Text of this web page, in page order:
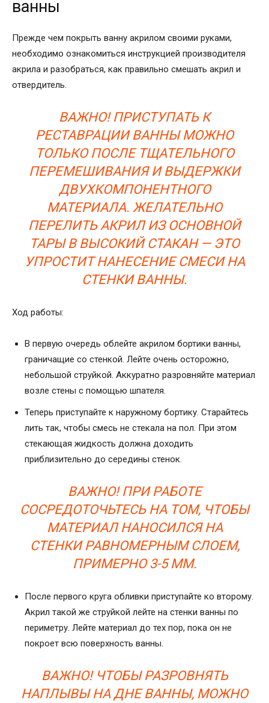
ванны
Прежде чем покрыть ванну акрилом своими руками,
необходимо ознакомиться инструкцией производителя
акрила и разобраться, как правильно смешать акрил и
отвердитель.
ВАЖНО! ПРИСТУПАТЬ К
РЕСТАВРАЦИИ ВАННЫ МОЖНО
ТОЛЬКО ПОСЛЕ ТЩАТЕЛЬНОГО
ПЕРЕМЕШИВАНИЯ И ВЫДЕРЖКИ
ДВУХКОМПОНЕНТНОГО
МАТЕРИАЛА. ЖЕЛАТЕЛЬНО
ПЕРЕЛИТЬ АКРИЛ ИЗ ОСНОВНОЙ
ТАРЫ В ВЫСОКИЙ СТАКАН — ЭТО
УПРОСТИТ НАНЕСЕНИЕ СМЕСИ НА
СТЕНКИ ВАННЫ.
Ход работы:
В первую очередь облейте акрилом бортики ванны,
граничащие со стенкой. Лейте очень осторожно,
небольшой струйкой. Аккуратно разровняйте материал
возле стены с помощью шпателя.
Теперь приступайте к наружному бортику. Старайтесь
лить так, чтобы смесь не стекала на пол. При этом
стекающая жидкость должна доходить
приблизительно до середины стенок.
ВАЖНО! ПРИ РАБОТЕ
СОСРЕДОТОЧЬТЕСЬ НА ТОМ, ЧТОБЫ
МАТЕРИАЛ НАНОСИЛСЯ НА
СТЕНКИ РАВНОМЕРНЫМ СЛОЕМ,
ПРИМЕРНО 3-5 ММ.
После первого круга обливки приступайте ко второму.
Акрил такой же струйкой лейте на стенки ванны по
периметру. Лейте материал до тех пор, пока он не
покроет всю поверхность ванны.
ВАЖНО! ЧТОБЫ РАЗРОВНЯТЬ
НАПЛЫВЫ НА ДНЕ ВАННЫ, МОЖНО